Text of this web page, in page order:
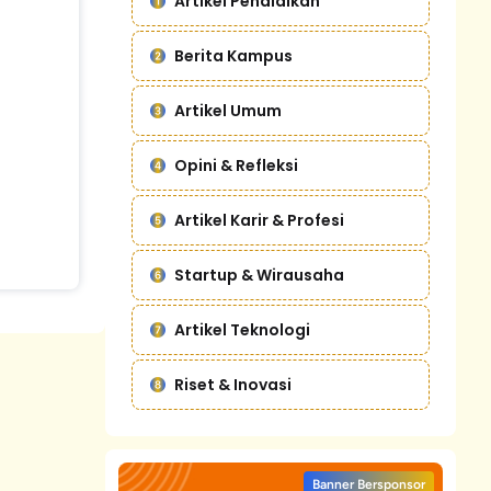
Berita Kampus
Artikel Umum
Opini & Refleksi
Artikel Karir & Profesi
Startup & Wirausaha
Artikel Teknologi
Riset & Inovasi
Banner Bersponsor